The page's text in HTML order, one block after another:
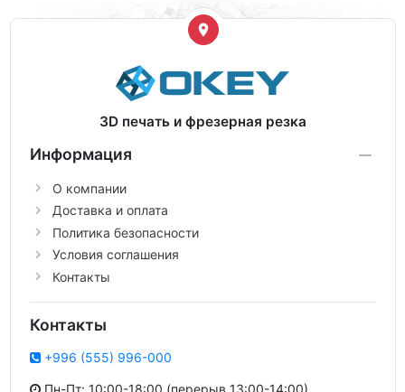
3D печать и фрезерная резка
Информация
О компании
Доставка и оплата
Политика безопасности
Условия соглашения
Контакты
Контакты
+996 (555) 996-000